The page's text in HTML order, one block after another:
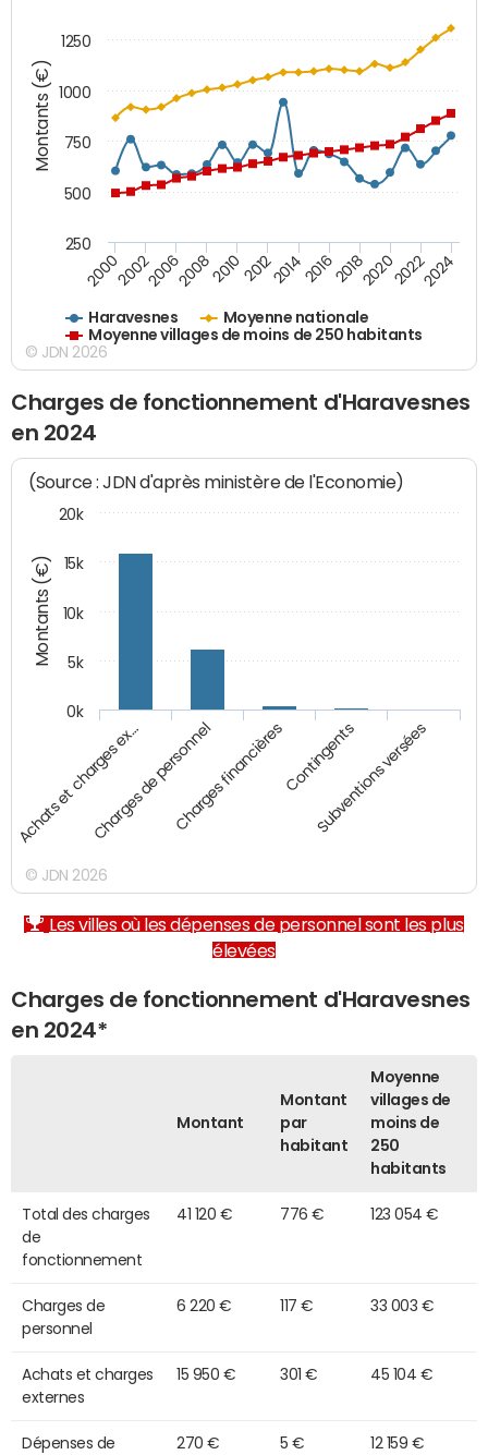
Montants (€)
Haravesnes
Moyenne nationale
Moyenne villages de moins de 250 habitants
200020022006200820102012201420162018202020222024
250
500
750
1000
1250
© JDN 2026
Charges de fonctionnement d'Haravesnes
en 2024
Montants (€)
(Source : JDN d'après ministère de l'Economie)
Achats et charges ex…Charges de personnelCharges financièresContingents
Subventions versées
0k
5k
10k
15k
20k
© JDN 2026
Les villes où les dépenses de personnel sont les plus
élevées
Charges de fonctionnement d'Haravesnes
en 2024*
Montant
Montant
par
habitant
Moyenne
villages de
moins de
250
habitants
Total des charges
de
fonctionnement
41 120 € 776 € 123 054 €
Charges de
personnel
6 220 € 117 € 33 003 €
Achats et charges
externes
15 950 € 301 € 45 104 €
Dépenses de 270 € 5 € 12 159 €